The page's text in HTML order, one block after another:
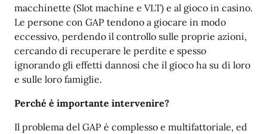
macchinette (Slot machine e VLT) e al gioco in casino.
Le persone con GAP tendono a giocare in modo
eccessivo, perdendo il controllo sulle proprie azioni,
cercando di recuperare le perdite e spesso
ignorando gli effetti dannosi che il gioco ha su di loro
e sulle loro famiglie.
Perché è importante intervenire?
Il problema del GAP è complesso e multifattoriale, ed